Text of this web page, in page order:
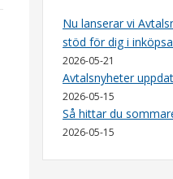
Nu lanserar vi
stöd för dig i
2026-05-21
Avtalsnyheter
2026-05-15
Så hittar du
2026-05-15